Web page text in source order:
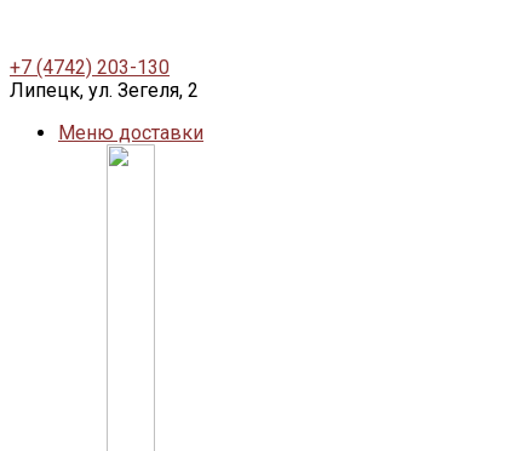
+7 (4742) 203-130
Липецк, ул. Зегеля, 2
Меню доставки